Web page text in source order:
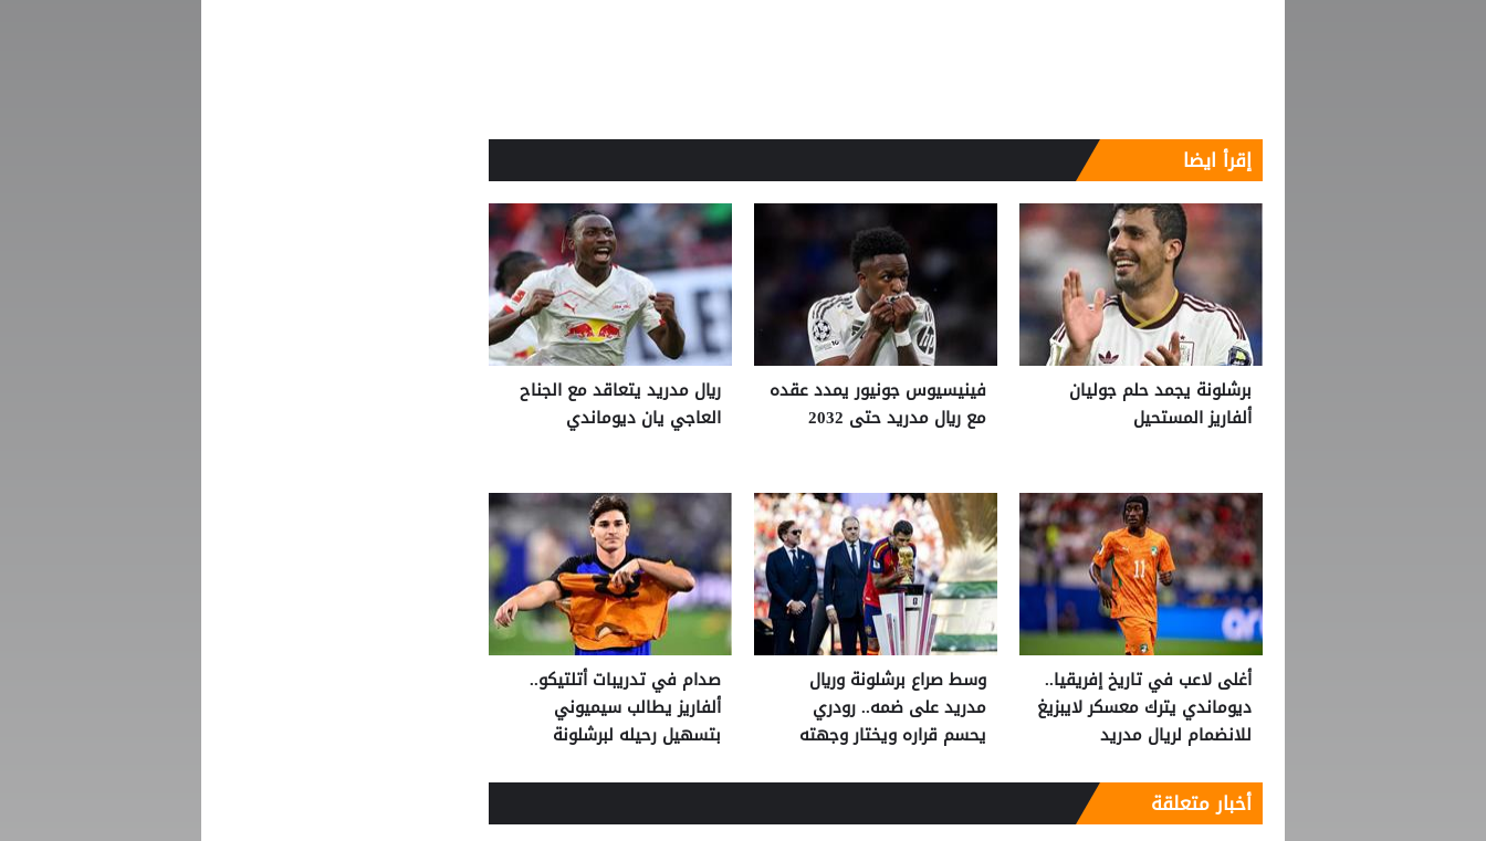
إقرأ ايضا
برشلونة يجمد حلم جوليان
ألفاريز المستحيل
فينيسيوس جونيور يمدد عقده
مع ريال مدريد حتى 2032
ريال مدريد يتعاقد مع الجناح
العاجي يان ديوماندي
أغلى لاعب في تاريخ إفريقيا..
ديوماندي يترك معسكر لايبزيغ
للانضمام لريال مدريد
وسط صراع برشلونة وريال
مدريد على ضمه.. رودري
يحسم قراره ويختار وجهته
صدام في تدريبات أتلتيكو..
ألفاريز يطالب سيميوني
بتسهيل رحيله لبرشلونة
أخبار متعلقة